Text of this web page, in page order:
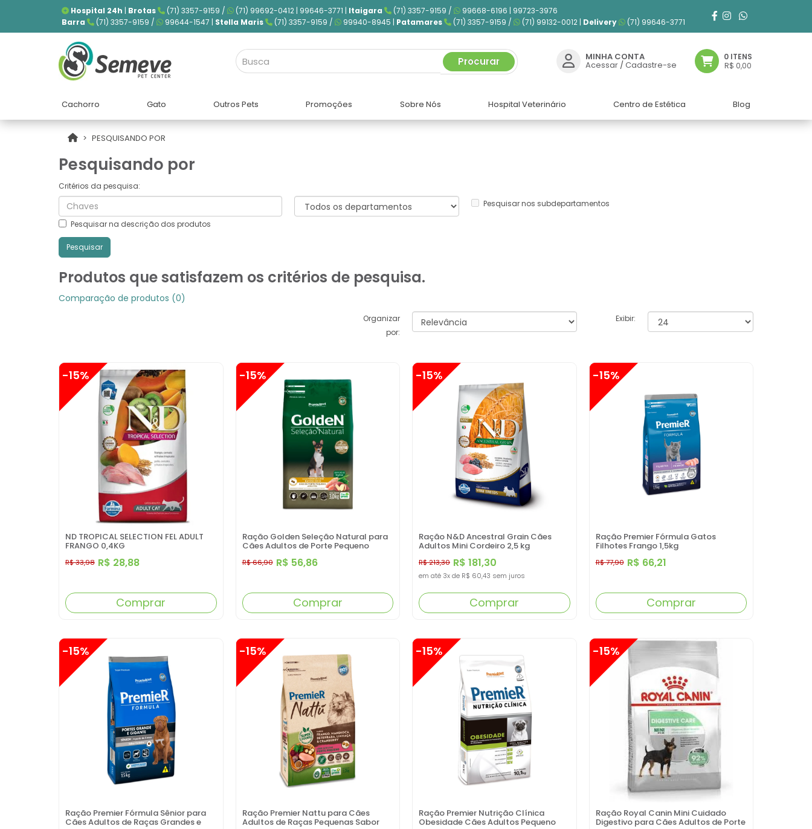
Hospital 24h | Brotas (71) 3357-9159 / (71) 99692-0412 | 99646-3771 | Itaigara (71) 3357-9159 /
99668-6196 | 99723-3976
Barra
(71) 3357-9159 / 99644-1547 | Stella Maris (71) 3357-9159 / 99940-8945 | Patamares (71) 3357-9159 / (71) 99132-0012 | Delivery (71) 99646-3771
MINHA CONTA
Acessar /Cadastre-se
0 ITENS
R$ 0,00
Procurar
Cachorro Gato Outros Pets Promoções Sobre Nós Hospital Veterinário Centro de Estética Blog
PESQUISANDO POR
Pesquisando por
Critérios da pesquisa:
Pesquisar nos subdepartamentos
Pesquisar na descrição dos produtos
Produtos que satisfazem os critérios de pesquisa.
Comparação de produtos (0)
Organizar
por:
Exibir:
ND TROPICAL SELECTION FEL ADULT
FRANGO 0,4KG
R$ 28,88
R$ 33,98
-15%
Comprar
Ração Golden Seleção Natural para
Cães Adultos de Porte Pequeno
R$ 56,86
R$ 66,90
-15%
Comprar
Ração N&D Ancestral Grain Cães
Adultos Mini Cordeiro 2,5 kg
R$ 181,30
R$ 213,30
-15%
em até 3x de R$ 60,43 sem juros
Comprar
Ração Premier Fórmula Gatos
Filhotes Frango 1,5kg
R$ 66,21
R$ 77,90
-15%
Comprar
Ração Premier Fórmula Sênior para
Cães Adultos de Raças Grandes e
-15%
Ração Premier Nattu para Cães
Adultos de Raças Pequenas Sabor
-15%
Ração Premier Nutrição Clínica
Obesidade Cães Adultos Pequeno
-15%
Ração Royal Canin Mini Cuidado
Digestivo para Cães Adultos de Porte
-15%